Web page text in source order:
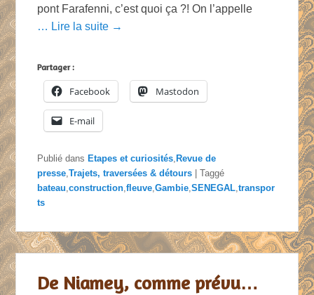
pont Farafenni, c’est quoi ça ?! On l’appelle
… Lire la suite →
Partager :
Facebook Mastodon
E-mail
Publié dans Etapes et curiosités, Revue de
presse,Trajets, traversées & détours |Taggé
bateau,construction,fleuve,Gambie,SENEGAL,transpor
ts
De Niamey, comme prévu…